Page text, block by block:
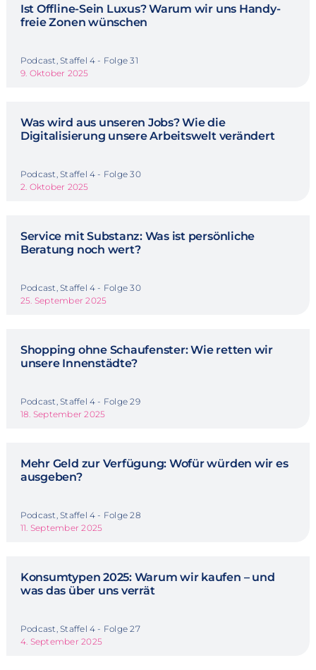
Ist Offline-Sein Luxus? Warum wir uns Handy-
freie Zonen wünschen
Podcast, Staffel 4 - Folge 31
9. Oktober 2025
Was wird aus unseren Jobs? Wie die
Digitalisierung unsere Arbeitswelt verändert
Podcast, Staffel 4 - Folge 30
2. Oktober 2025
Service mit Substanz: Was ist persönliche
Beratung noch wert?
Podcast, Staffel 4 - Folge 30
25. September 2025
Shopping ohne Schaufenster: Wie retten wir
unsere Innenstädte?
Podcast, Staffel 4 - Folge 29
18. September 2025
Mehr Geld zur Verfügung: Wofür würden wir es
ausgeben?
Podcast, Staffel 4 - Folge 28
11. September 2025
Konsumtypen 2025: Warum wir kaufen – und
was das über uns verrät
Podcast, Staffel 4 - Folge 27
4. September 2025